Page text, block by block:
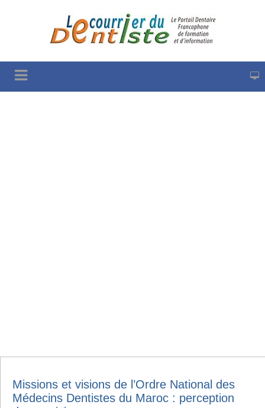
Missions et visions de l’Ordre National des
Médecins Dentistes du Maroc : perception